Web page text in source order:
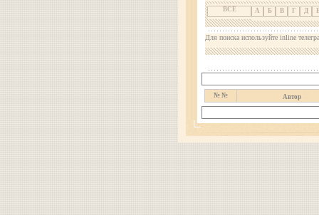
ВСЕ А Б В Г Д
Для поиска используйте inline
№ № Автор